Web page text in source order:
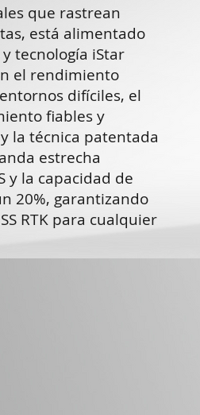
que rastrean
está alimentado
tecnología iStar
el rendimiento
difíciles, el
fiables y
la técnica patentada
estrecha
y la capacidad de
20%, garantizando
RTK para cualquier